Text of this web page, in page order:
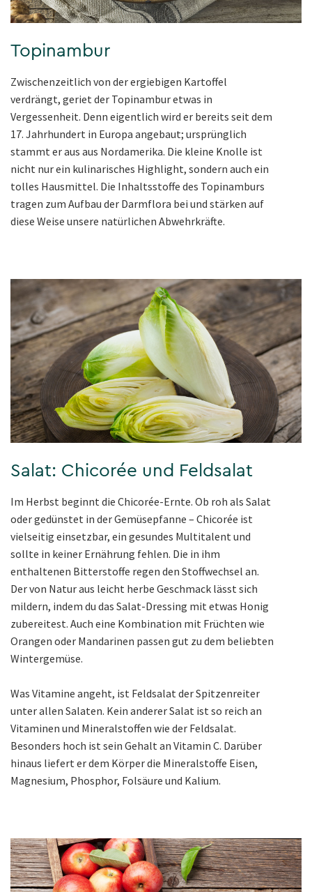
Topinambur
Zwischenzeitlich von der ergiebigen Kartoffel
verdrängt, geriet der Topinambur etwas in
Vergessenheit. Denn eigentlich wird er bereits seit dem
17. Jahrhundert in Europa angebaut; ursprünglich
stammt er aus aus Nordamerika. Die kleine Knolle ist
nicht nur ein kulinarisches Highlight, sondern auch ein
tolles Hausmittel. Die Inhaltsstoffe des Topinamburs
tragen zum Aufbau der Darmflora bei und stärken auf
diese Weise unsere natürlichen Abwehrkräfte.
Salat: Chicorée und Feldsalat
Im Herbst beginnt die Chicorée-Ernte. Ob roh als Salat
oder gedünstet in der Gemüsepfanne – Chicorée ist
vielseitig einsetzbar, ein gesundes Multitalent und
sollte in keiner Ernährung fehlen. Die in ihm
enthaltenen Bitterstoffe regen den Stoffwechsel an.
Der von Natur aus leicht herbe Geschmack lässt sich
mildern, indem du das Salat-Dressing mit etwas Honig
zubereitest. Auch eine Kombination mit Früchten wie
Orangen oder Mandarinen passen gut zu dem beliebten
Wintergemüse.
Was Vitamine angeht, ist Feldsalat der Spitzenreiter
unter allen Salaten. Kein anderer Salat ist so reich an
Vitaminen und Mineralstoffen wie der Feldsalat.
Besonders hoch ist sein Gehalt an Vitamin C. Darüber
hinaus liefert er dem Körper die Mineralstoffe Eisen,
Magnesium, Phosphor, Folsäure und Kalium.